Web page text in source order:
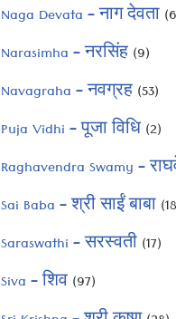
Naga Devata – नाग देवता
Narasimha – नरसिंह(9)
Navagraha – नवग्रह(53)
Puja Vidhi – पूजा विधि(2)
Raghavendra Swamy –
Sai Baba – श्री साईं बाबा
Saraswathi – सरस्वती(17)
Siva – शिव(97)